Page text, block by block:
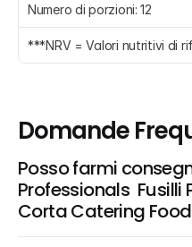
Numero di porzioni: 12
***NRV = Valori nutritivi di
Domande
Posso farmi
Professionals
Corta Catering